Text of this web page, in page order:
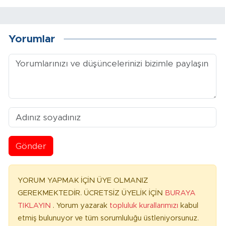
Yorumlar
Gönder
YORUM YAPMAK İÇİN ÜYE OLMANIZ
GEREKMEKTEDİR. ÜCRETSİZ ÜYELİK İÇİN BURAYA
TIKLAYIN . Yorum yazarak topluluk kurallarımızı kabul
etmiş bulunuyor ve tüm sorumluluğu üstleniyorsunuz.